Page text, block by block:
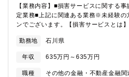
時間かかっていた作業をAIで3分に短
ドまで自動生成。2022年「CEATEC
「起業家万博 総務大臣賞」などを受賞
工の12工程を完全自動化した次世代加
品発注・補正入力までを全自動化。
までに250台販売を目指し、米国・イン
【業務内容】■損害サービスに関する
定業務■上記に関連ある業務※未経験の
ンでございます。【損害サービスとは
「高い専門性を発揮しながらお客様に
という高品質の損害サービスをご提供
を行っています。【雇用形態】正社
（65歳まで）
勤務地 石川県
年収 635万円～635万円
職種
その他の金融・不動産金融関